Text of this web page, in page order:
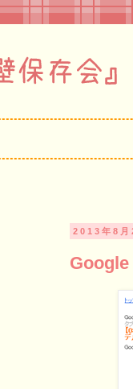
2013年8月
Google